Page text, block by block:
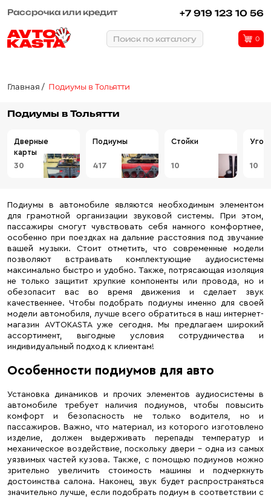
Рассрочка или кредит +7 919 123 10 56
Поиск по каталогу 0
Главная Подиумы в Тольятти
Подиумы в Тольятти
Дверные
карты
30
Подиумы
417
Стойки
10 10
Подиумы в автомобиле являются необходимым элементом
для грамотной организации звуковой системы. При этом,
пассажиры смогут чувствовать себя намного комфортнее,
особенно при поездках на дальние расстояния под звучание
вашей музыки. Стоит отметить, что современные модели
позволяют встраивать комплектующие аудиосистемы
максимально быстро и удобно. Также, потрясающая изоляция
не только защитит хрупкие компоненты или провода, но и
обезопасит вас во время движения и сделает звук
качественнее. Чтобы подобрать подиумы именно для своей
модели автомобиля, лучше всего обратиться в наш интернет-
магазин AVTOKASTA уже сегодня. Мы предлагаем широкий
ассортимент, выгодные условия сотрудничества и
индивидуальный подход к клиентам!
Особенности подиумов для авто
Установка динамиков и прочих элементов аудиосистемы в
автомобиле требует наличия подиумов, чтобы повысить
комфорт и безопасность не только водителя, но и
пассажиров. Важно, что материал, из которого изготовлено
изделие, должен выдерживать перепады температур и
механическое воздействие, поскольку двери – одна из самых
уязвимых частей кузова. Также, с помощью подиумов можно
зрительно увеличить стоимость машины и подчеркнуть
достоинства салона. Наконец, звук будет распространяться
значительно лучше, если подобрать подиум в соответствии с